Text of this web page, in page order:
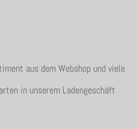
aus dem Webshop und viele
in unserem Ladengeschäft